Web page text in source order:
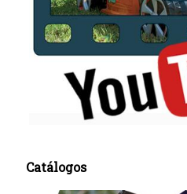
Catálogos